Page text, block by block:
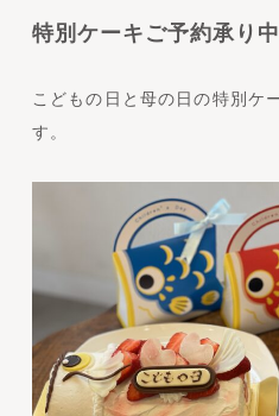
特別ケーキご予約承り中
こどもの日と母の日の特別ケ
す。